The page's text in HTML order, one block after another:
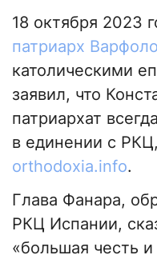
18 октября 2023
патриарх
католическими
заявил, что
патриархат
в единении с РКЦ,
orthodoxia.info.
Глава Фанара,
РКЦ Испании,
«большая честь и